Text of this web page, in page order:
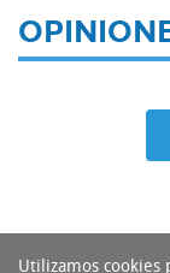
Utilizamos cookies